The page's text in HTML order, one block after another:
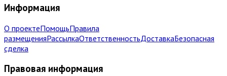
Информация
О проектеПомощьПравила
размещенияРассылкаОтветственностьДоставкаБезопасная
сделка
Правовая информация